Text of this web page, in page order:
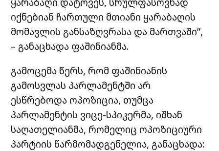
იქნებიან ჩართული მთიანი ყარაბაღის
მომავლის განსაზღვრასა და მართვაში”,
– განაცხადა ფაშინიანმა.
გამოცემა წერს, რომ ფაშინიანის
გამოსვლას პარლამენტში არ
ესწრებოდა ოპოზიცია, თუმცა
პარლამენტის ვიცე-სპიკერმა, იშხან
საღათელიანმა, რომელიც ოპოზიციური
პარტიის წარმომადგენელია, განაცხადა: